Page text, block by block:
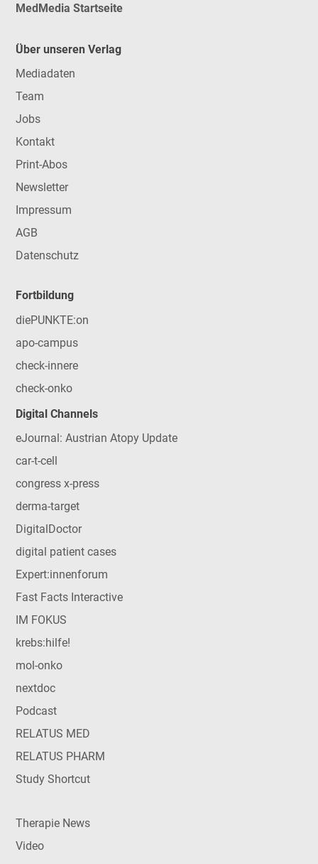
MedMedia Startseite
Über unseren Verlag
Mediadaten
Team
Jobs
Kontakt
Print-Abos
Newsletter
Impressum
AGB
Datenschutz
Fortbildung
diePUNKTE:on
apo-campus
check-innere
check-onko
Digital Channels
eJournal: Austrian Atopy Update
car-t-cell
congress x-press
derma-target
DigitalDoctor
digital patient cases
Expert:innenforum
Fast Facts Interactive
IM FOKUS
krebs:hilfe!
mol-onko
nextdoc
Podcast
RELATUS MED
RELATUS PHARM
Study Shortcut
Therapie News
Video